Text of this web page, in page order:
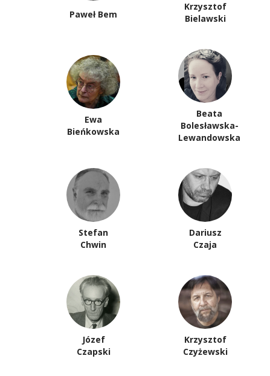
Paweł Bem
Krzysztof
Bielawski
Ewa
Bieńkowska
Beata
Bolesławska-
Lewandowska
Stefan
Chwin
Dariusz
Czaja
Józef
Czapski
Krzysztof
Czyżewski